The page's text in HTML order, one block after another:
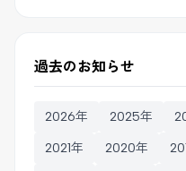
過去のお知らせ
2026年 2025年
2021年 2020年